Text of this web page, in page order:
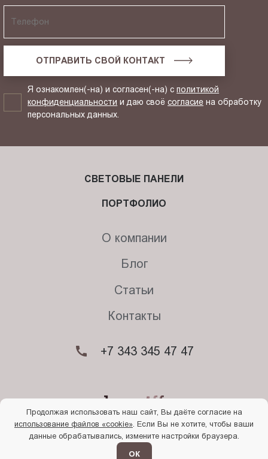
ОТПРАВИТЬ СВОЙ КОНТАКТ
Я ознакомлен(-на) и согласен(-на) сполитикой
конфиденциальности и даю своёсогласие на обработку
персональных данных.
© 2026. Begriff
Политика конфиденциальности
СВЕТОВЫЕ ПАНЕЛИ
ПОРТФОЛИО
О компании
Блог
Статьи
Контакты
+7 343 345 47 47
Продолжая использовать наш сайт, Вы даёте согласие на
использование файлов «cookie» . Если Вы не хотите, чтобы ваши
данные обрабатывались, измените настройки браузера.
ОК